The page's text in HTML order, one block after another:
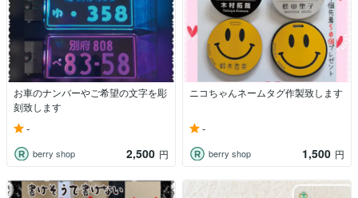
お車のナンバーやご希望の文字を彫
刻致します
-
berry shop 2,500 円
ニコちゃんネームタグ作製致します
-
berry shop 1,500 円